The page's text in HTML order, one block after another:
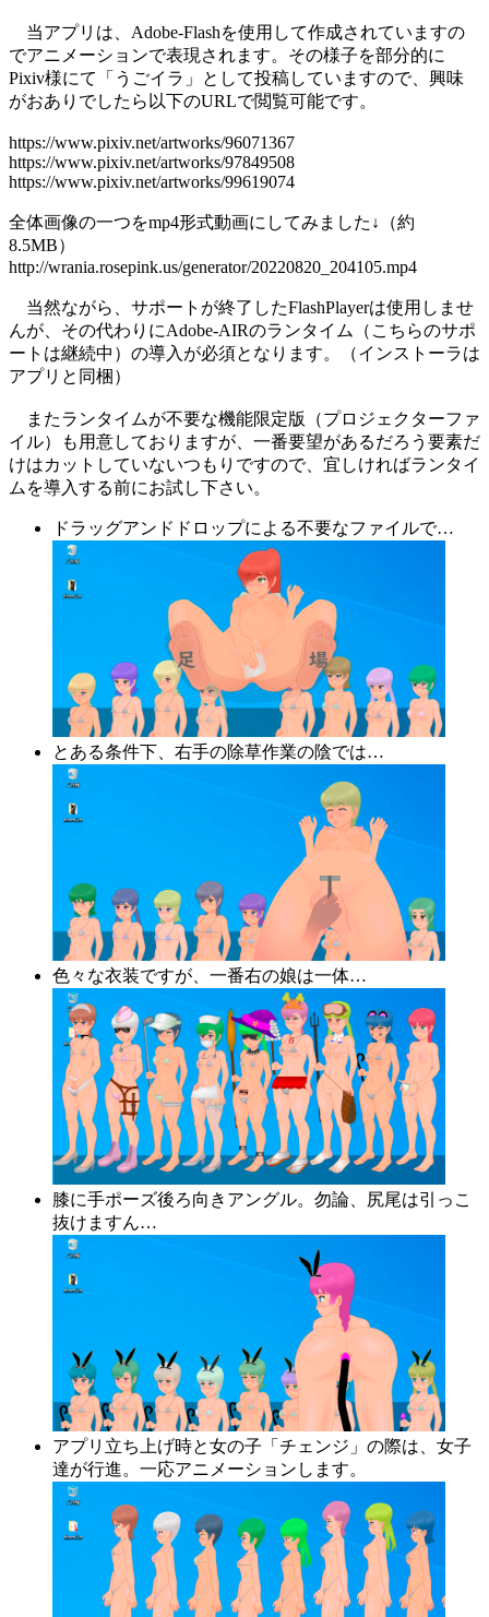
当アプリは、Adobe-Flashを使用して作成されていますの
でアニメーションで表現されます。その様子を部分的に
Pixiv様にて「うごイラ」として投稿していますので、興味
がおありでしたら以下のURLで閲覧可能です。
https://www.pixiv.net/artworks/96071367
https://www.pixiv.net/artworks/97849508
https://www.pixiv.net/artworks/99619074
全体画像の一つをmp4形式動画にしてみました↓（約
8.5MB）
http://wrania.rosepink.us/generator/20220820_204105.mp4
当然ながら、サポートが終了したFlashPlayerは使用しませ
んが、その代わりにAdobe-AIRのランタイム（こちらのサポ
ートは継続中）の導入が必須となります。（インストーラは
アプリと同梱）
またランタイムが不要な機能限定版（プロジェクターファ
イル）も用意しておりますが、一番要望があるだろう要素だ
けはカットしていないつもりですので、宜しければランタイ
ムを導入する前にお試し下さい。
ドラッグアンドドロップによる不要なファイルで…
とある条件下、右手の除草作業の陰では…
色々な衣装ですが、一番右の娘は一体…
膝に手ポーズ後ろ向きアングル。勿論、尻尾は引っこ
抜けますん…
アプリ立ち上げ時と女の子「チェンジ」の際は、女子
達が行進。一応アニメーションします。